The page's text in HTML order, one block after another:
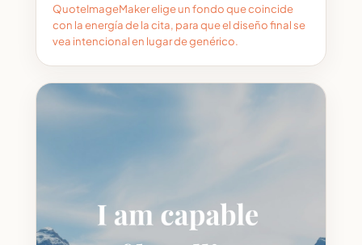
QuoteImageMaker elige un fondo que coincide
con la energía de la cita, para que el diseño final se
vea intencional en lugar de genérico.